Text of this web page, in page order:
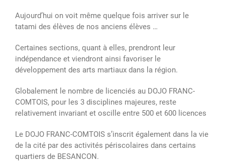
Aujourd’hui on voit même quelque fois arriver sur le
tatami des élèves de nos anciens élèves …
Certaines sections, quant à elles, prendront leur
indépendance et viendront ainsi favoriser le
développement des arts martiaux dans la région.
Globalement le nombre de licenciés au DOJO FRANC-
COMTOIS, pour les 3 disciplines majeures, reste
relativement invariant et oscille entre 500 et 600 licences
Le DOJO FRANC-COMTOIS s’inscrit également dans la vie
de la cité par des activités périscolaires dans certains
quartiers de BESANCON.